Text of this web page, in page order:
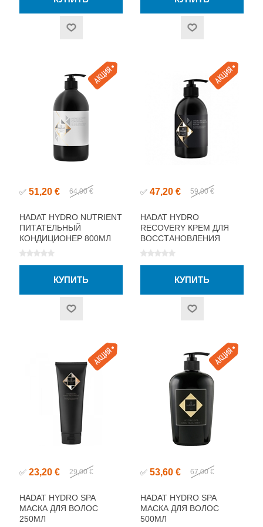
✅ 51,20 € 64,00 €
HADAT HYDRO NUTRIENT
ПИТАТЕЛЬНЫЙ
КОНДИЦИОНЕР 800МЛ
✅ 47,20 € 59,00 €
HADAT HYDRO
RECOVERY КРЕМ ДЛЯ
ВОССТАНОВЛЕНИЯ
ВОЛОС ЗА 1 МИНУТУ
✅ 23,20 € 29,00 €
HADAT HYDRO SPA
МАСКА ДЛЯ ВОЛОС
250МЛ
✅ 53,60 € 67,00 €
HADAT HYDRO SPA
МАСКА ДЛЯ ВОЛОС
500МЛ